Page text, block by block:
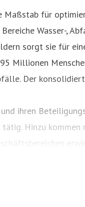
Maßstab für
Wasser-,
sorgt sie für
Millionen
Der
ihren
Hinzu